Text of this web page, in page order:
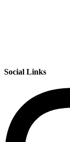
Social Links